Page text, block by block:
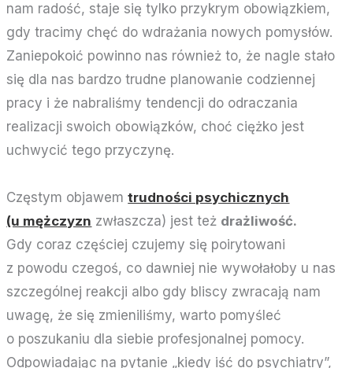
nam radość, staje się tylko przykrym obowiązkiem,
gdy tracimy chęć do wdrażania nowych pomysłów.
Zaniepokoić powinno nas również to, że nagle stało
się dla nas bardzo trudne planowanie codziennej
pracy i że nabraliśmy tendencji do odraczania
realizacji swoich obowiązków, choć ciężko jest
uchwycić tego przyczynę.
Częstym objawemtrudności psychicznych
(u mężczyzn zwłaszcza) jest też drażliwość.
Gdy coraz częściej czujemy się poirytowani
z powodu czegoś, co dawniej nie wywołałoby u nas
szczególnej reakcji albo gdy bliscy zwracają nam
uwagę, że się zmieniliśmy, warto pomyśleć
o poszukaniu dla siebie profesjonalnej pomocy.
Odpowiadając na pytanie „kiedy iść do psychiatry”,